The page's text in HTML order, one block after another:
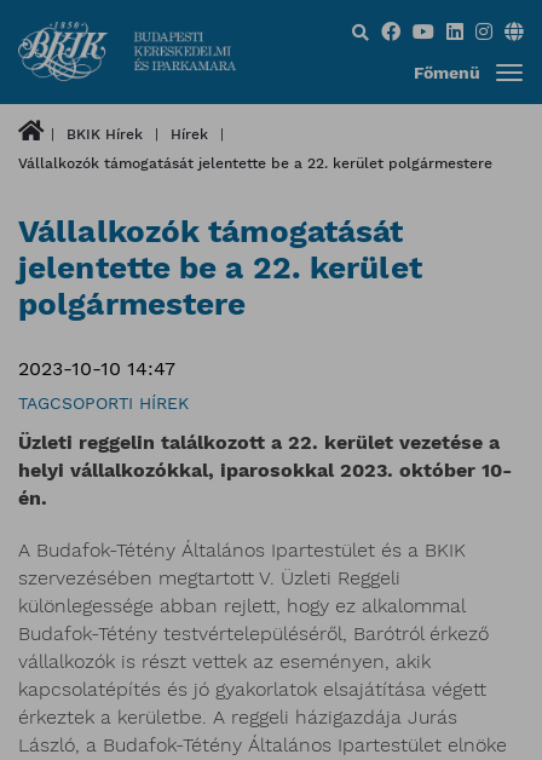
Keresés...
Főmenü
BKIK Hírek
Hírek
Vállalkozók támogatását jelentette be a 22. kerület polgármestere
Vállalkozók támogatását
jelentette be a 22. kerület
polgármestere
2023-10-10 14:47
TAGCSOPORTI HÍREK
Üzleti reggelin találkozott a 22. kerület vezetése a
helyi vállalkozókkal, iparosokkal 2023. október 10-
én.
A Budafok-Tétény Általános Ipartestület és a BKIK
szervezésében megtartott V. Üzleti Reggeli
különlegessége abban rejlett, hogy ez alkalommal
Budafok-Tétény testvértelepüléséről, Barótról érkező
vállalkozók is részt vettek az eseményen, akik
kapcsolatépítés és jó gyakorlatok elsajátítása végett
érkeztek a kerületbe. A reggeli házigazdája Jurás
László, a Budafok-Tétény Általános Ipartestület elnöke